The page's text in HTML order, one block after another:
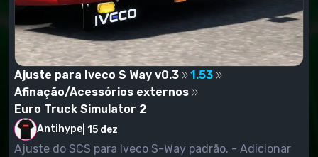
Ajuste para Iveco S Way v0.3
1.53
Afinação/Acessórios externos
Euro Truck Simulator 2
Antihype 15 dez
Ajuste do SCS para Iveco S-Way padrão. - Adicionar